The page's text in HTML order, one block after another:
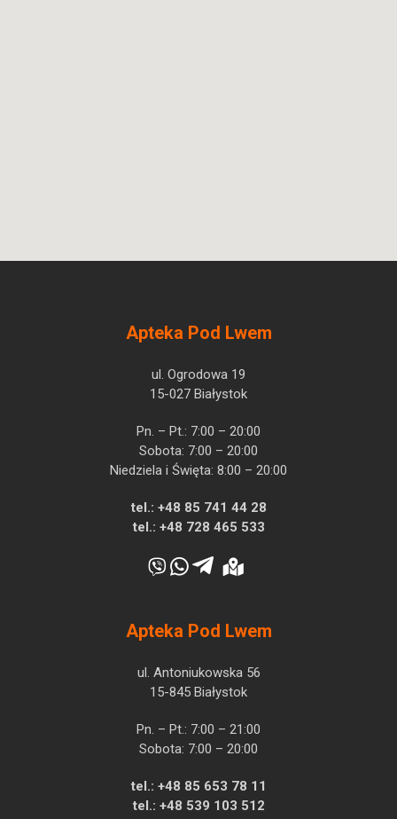
Apteka Pod Lwem
ul. Ogrodowa 19
15-027 Białystok
Pn. – Pt.: 7:00 – 20:00
Sobota: 7:00 – 20:00
Niedziela i Święta: 8:00 – 20:00
tel.: +48 85 741 44 28
tel.: +48 728 465 533
Apteka Pod Lwem
ul. Antoniukowska 56
15-845 Białystok
Pn. – Pt.: 7:00 – 21:00
Sobota: 7:00 – 20:00
tel.: +48 85 653 78 11
tel.: +48 539 103 512